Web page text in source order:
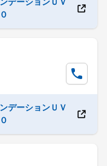
デーションＵＶ